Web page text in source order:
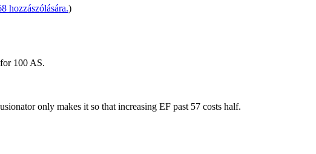
hozzászólására.)
100 AS.
only makes it so that increasing EF past 57 costs half.